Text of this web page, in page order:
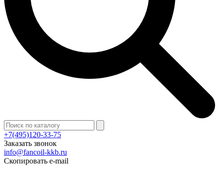
+7(495)120-33-75
Заказать звонок
info@fancoil-kkb.ru
Скопировать e-mail